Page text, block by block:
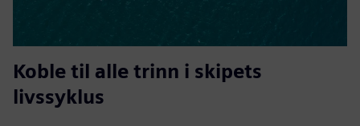
Koble til alle trinn i skipets
livssyklus